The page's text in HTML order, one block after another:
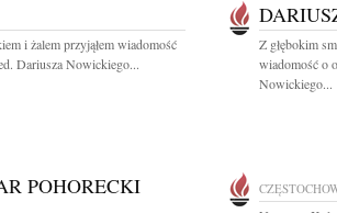
i żalem przyjąłem wiadomość
Dariusza Nowickiego...
Z głębokim
wiadomość o
Nowickiego...
POHORECKI